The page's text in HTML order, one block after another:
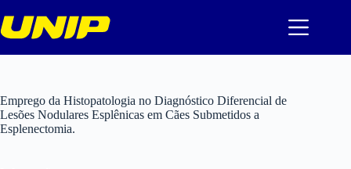
para
o
Emprego da Histopatologia no Diagnóstico Diferencial de
Lesões Nodulares Esplênicas em Cães Submetidos a
Esplenectomia.